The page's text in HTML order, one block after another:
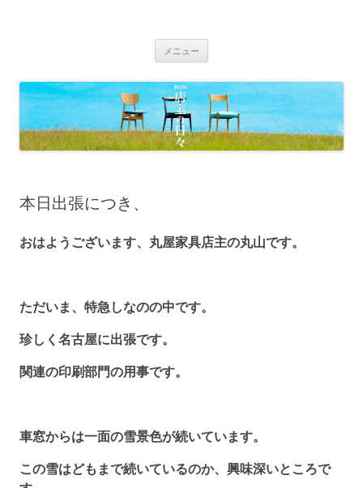
市・塩尻市 木の家具、こだわりの家
具の専門店
メニュー
テ
ン
ツ
へ
移
本日出張につき、
おはようございます、丸屋家具店主の丸山です。
ただいま、特急しなのの中です。
珍しく名古屋に出張です。
関連の印刷部門の用事です。
車窓からは一面の雪景色が続いています。
この雪はどもまで続いているのか、興味深いところで